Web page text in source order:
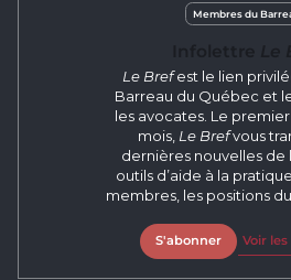
Membres du
Le Brefest le lien
Barreau du Québec et
les avocates. Le
mois, Le Brefvous
dernières nouvelles de
outils d’aide à la
membres, les positions
S'abonner Voir